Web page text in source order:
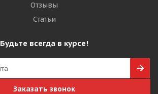
Отзывы
Статьи
Будьте всегда в курсе!
Заказать звонок